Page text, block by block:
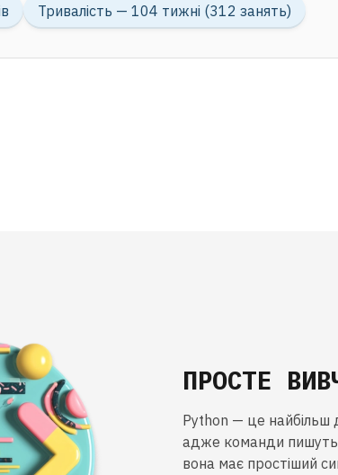
Тривалість — 104 тижні (312 занять)
ПРОСТЕ
Python — це найбільш
адже команди
вона має простіший